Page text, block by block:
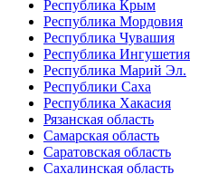
Республика Крым
Республика Мордовия
Республика Чувашия
Республика Ингушетия
Республика Марий Эл.
Республики Саха
Республика Хакасия
Рязанская область
Самарская область
Саратовская область
Сахалинская область